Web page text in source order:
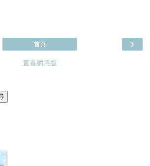
›
首頁
查看網路版